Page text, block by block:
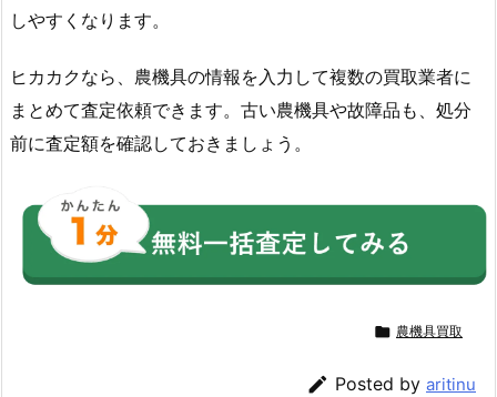
しやすくなります。
ヒカカクなら、農機具の情報を入力して複数の買取業者に
まとめて査定依頼できます。古い農機具や故障品も、処分
前に査定額を確認しておきましょう。
 農機具買取
 Posted by aritinu